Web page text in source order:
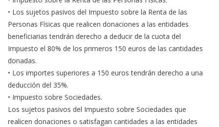
• Los sujetos pasivos del Impuesto sobre la Renta de las
Personas Físicas que realicen donaciones a las entidades
beneficiarias tendrán derecho a deducir de la cuota del
Impuesto el 80% de los primeros 150 euros de las cantidades
donadas.
• Los importes superiores a 150 euros tendrán derecho a una
deducción del 35%.
• Impuesto sobre Sociedades.
Los sujetos pasivos del Impuesto sobre Sociedades que
realicen donaciones o satisfagan cantidades a las entidades